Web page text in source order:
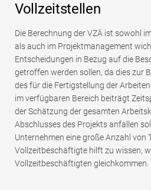
Vollzeitstellen
Die Berechnung der VZÄ ist sowohl
als auch im Projektmanagement
Entscheidungen in Bezug auf die
getroffen werden sollen, da dies zur
des für die Fertigstellung der
im verfügbaren Bereich beiträgt
der Schätzung der gesamten
Abschlusses des Projekts anfallen
Unternehmen eine große Anzahl von
Vollzeitbeschäftigte hilft zu wissen,
Vollzeitbeschäftigten gleichkommen.